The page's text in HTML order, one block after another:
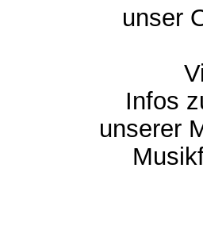
unser
Infos
unserer